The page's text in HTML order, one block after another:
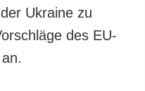
Ukraine zu
des EU-